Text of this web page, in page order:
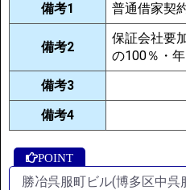
備考1
普通借家契
備考2
保証会社要
の100％・
備考3
備考4
勝冶呉服町ビル(博多区中